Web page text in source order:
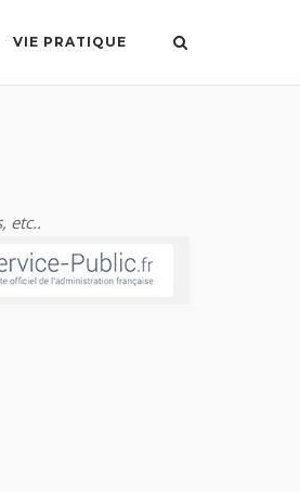
VIE PRATIQUE
etc..